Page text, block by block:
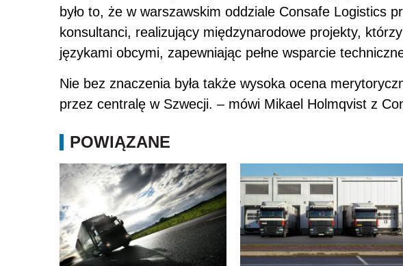
było to, że w warszawskim oddziale Consafe Logistics
konsultanci, realizujący międzynarodowe projekty,
językami obcymi, zapewniając pełne wsparcie
Nie bez znaczenia była także wysoka ocena
przez centralę w Szwecji. – mówi Mikael Holmqvist z
POWIĄZANE